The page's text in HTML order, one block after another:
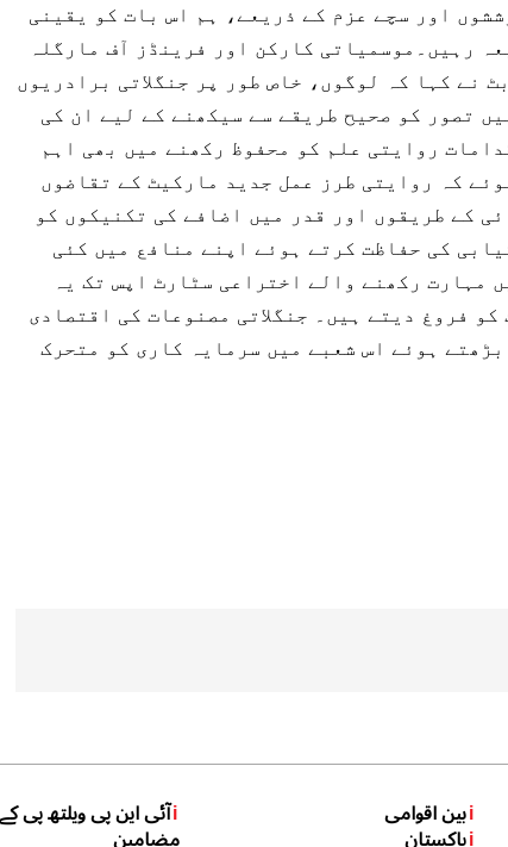
اور سچے عزم کے ذریعے، ہم اس بات کو یقینی
رہیں۔موسمیاتی کارکن اور فرینڈز آف مارگلہ
نے کہا کہ لوگوں، خاص طور پر جنگلاتی برادریوں
تصور کو صحیح طریقے سے سیکھنے کے لیے ان کی
روایتی علم کو محفوظ رکھنے میں بھی اہم
کہ روایتی طرز عمل جدید مارکیٹ کے تقاضوں
کے طریقوں اور قدر میں اضافے کی تکنیکوں کو
کی حفاظت کرتے ہوئے اپنے منافع میں کئی
مہارت رکھنے والے اختراعی سٹارٹ اپس تک یہ
کو فروغ دیتے ہیں۔ جنگلاتی مصنوعات کی اقتصادی
ہوئے اس شعبے میں سرمایہ کاری کو متحرک
iبین اقوامی iآئی این پی ویلتھ پی کے